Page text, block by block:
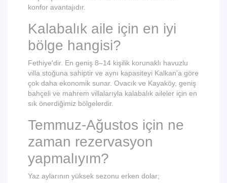
konfor avantajıdır.
Kalabalık aile için en iyi
bölge hangisi?
Fethiye'dir. En geniş 8–14 kişilik korunaklı havuzlu
villa stoğuna sahiptir ve aynı kapasiteyi Kalkan'a göre
çok daha ekonomik sunar. Ovacık ve Kayaköy, geniş
bahçeli ve mahrem villalarıyla kalabalık aileler için en
sık önerdiğimiz bölgelerdir.
Temmuz-Ağustos için ne
zaman rezervasyon
yapmalıyım?
Yaz aylarının yüksek sezonu erken dolar;